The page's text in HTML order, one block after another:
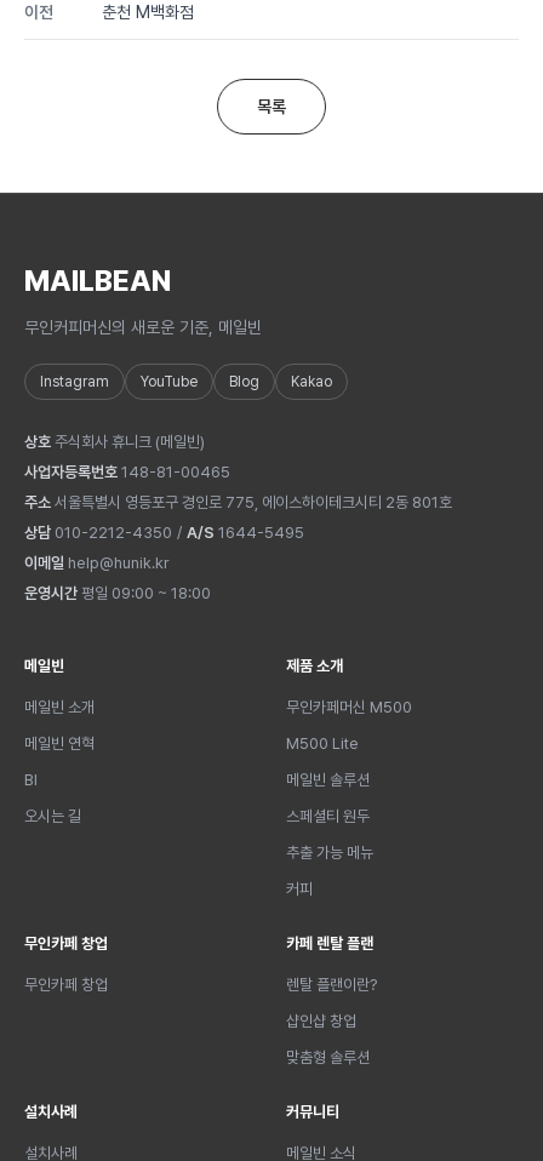
이전 춘천 M백화점
목록
MAILBEAN
무인커피머신의 새로운 기준, 메일빈
Instagram YouTube Blog Kakao
상호 주식회사 휴니크 (메일빈)
사업자등록번호 148-81-00465
주소 서울특별시 영등포구 경인로 775, 에이스하이테크시티 2동 801호
상담 010-2212-4350 / A/S 1644-5495
이메일 help@hunik.kr
운영시간 평일 09:00 ~ 18:00
메일빈
메일빈 소개
메일빈 연혁
BI
오시는 길
제품 소개
무인카페머신 M500
M500 Lite
메일빈 솔루션
스페셜티 원두
추출 가능 메뉴
커피
무인카페 창업
무인카페 창업
카페 렌탈 플랜
렌탈 플랜이란?
샵인샵 창업
맞춤형 솔루션
설치사례
설치사례
커뮤니티
메일빈 소식